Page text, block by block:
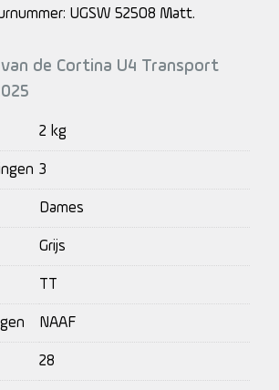
UGSW 52508 Matt.
de Cortina U4 Transport
2 kg
3
Dames
Grijs
TT
NAAF
28